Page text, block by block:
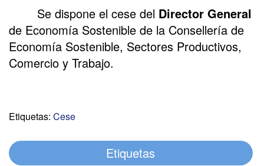
Se dispone el cese del Director General
de Economía Sostenible de la Consellería de
Economía Sostenible, Sectores Productivos,
Comercio y Trabajo.
Etiquetas: Cese
Etiquetas